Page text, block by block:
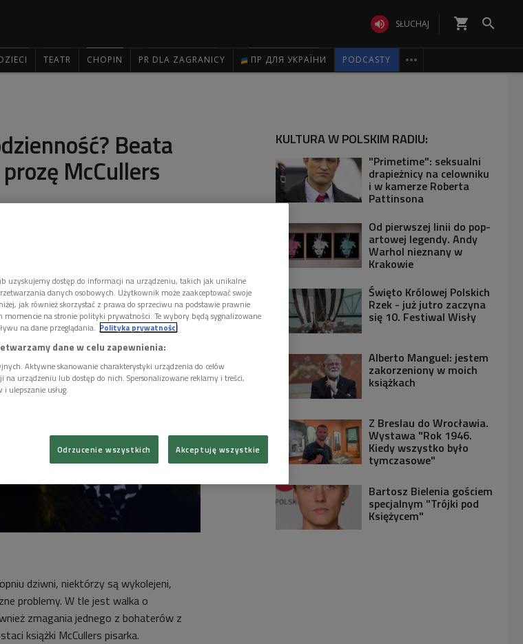
 SŁUCHAJ shopping_cart 
TEATR CHOPIN PR DLA ZAGRANICY ПР ДЛЯ УКРАЇНИ PODCASTY 
Beata
McCullers
Carson McCullers rozgrywa się
ale problemy są inne niż w Europie
z polecanych przez siebie
dziwni, niektórzy są wykolejeni,
problemy. W tle jest walka o
zmagania jednego z bohaterów z
książki McCullers pisarka.
KULTURA W POLSKIM RADIU:
"Primetime": seksualni
drapieżnicy na celowniku
i w kamerze Roberta
Pattinsona
Od pierwszej linii do pop-
artowej legendy. Andy
Warhol nieznany w
Krakowie
Święto Królowej Polskich
Rzek - już jutro zaczyna
się 10. Festiwal Wisły
Alberto Manguel: jestem
zakorzeniony w moich
książkach
Z Breslau do Wrocławia.
Wystawa "Rok 1946.
Kiedy wszystko było
tymczasowe"
Bartosz Bielenia gościem
specjalnym "Trójki pod
Księżycem"
uzyskujemy dostęp do informacji na urządzeniu, takich jak unikalne
danych osobowych. Użytkownik może zaakceptować swoje
jak również skorzystać z prawa do sprzeciwu na podstawie prawnie
momencie na stronie polityki prywatności. Te wybory będą sygnalizowane
na dane przeglądania. Polityka prywatności
dane w celu zapewnienia:
Aktywne skanowanie charakterystyki urządzenia do celów
urządzeniu lub dostęp do nich. Spersonalizowane reklamy i treści,
ulepszanie usług.
Odrzucenie wszystkich Akceptuję wszystkie